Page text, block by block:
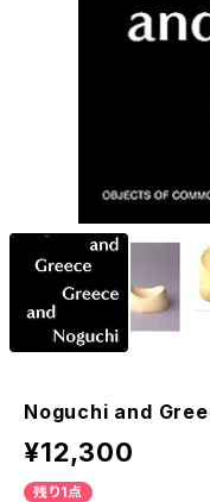
Noguchi and
¥12,300
残り1点